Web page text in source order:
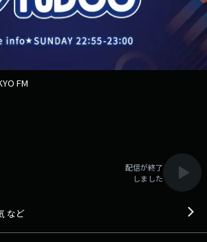
FM
配信が終了
しました
など